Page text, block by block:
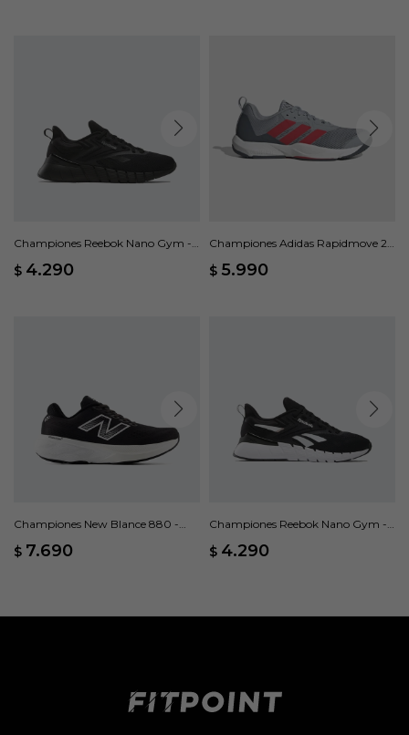
Championes Reebok Nano Gym -
$ 4.290
Championes Adidas Rapidmove 2 -
$ 5.990
Championes New Blance 880 -
$ 7.690
Championes Reebok Nano Gym -
$ 4.290